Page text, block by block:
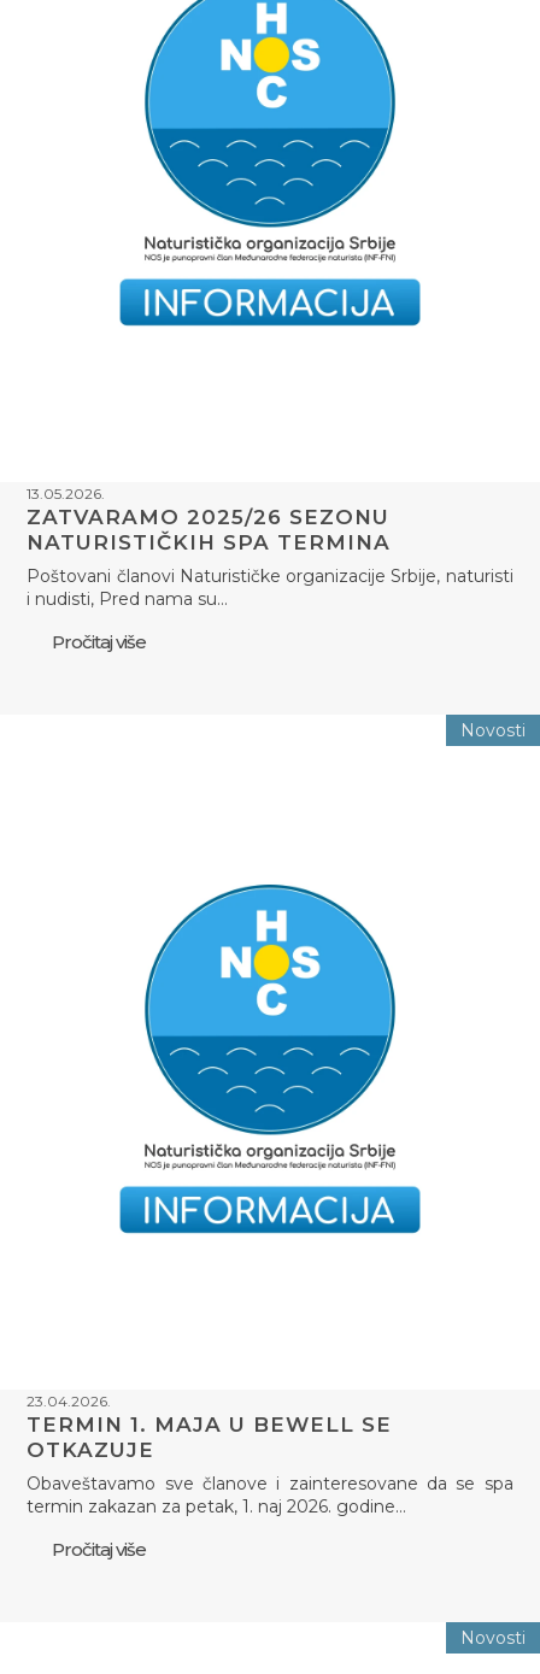
13.05.2026.
ZATVARAMO 2025/26 SEZONU
NATURISTIČKIH SPA TERMINA
Poštovani članovi Naturističke organizacije Srbije, naturisti
i nudisti, Pred nama su…
Pročitaj više
Novosti
23.04.2026.
TERMIN 1. MAJA U BEWELL SE
OTKAZUJE
Obaveštavamo sve članove i zainteresovane da se spa
termin zakazan za petak, 1. naj 2026. godine…
Pročitaj više
Novosti